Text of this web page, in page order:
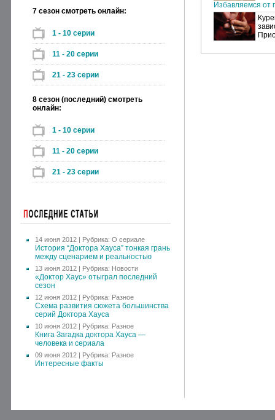
7 сезон смотреть онлайн:
1 - 10 серии
11 - 20 серии
21 - 23 серии
8 сезон (последний) смотреть
онлайн:
1 - 10 серии
11 - 20 серии
21 - 23 серии
14 июня 2012 | Рубрика: О сериале
История “Доктора Хауса” тонкая грань
между сценарием и реальностью
13 июня 2012 | Рубрика: Новости
«Доктор Хаус» отыграл последний
сезон
12 июня 2012 | Рубрика: Разное
Схема развития сюжета большинства
серий Доктора Хауса
10 июня 2012 | Рубрика: Разное
Книга Загадка доктора Хауса —
человека и сериала
09 июня 2012 | Рубрика: Разное
Интересные факты
Избавляемся от